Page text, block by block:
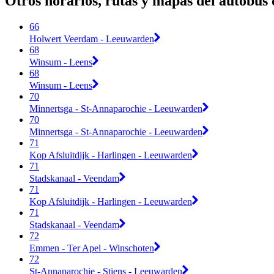
66
Holwert Veerdam - Leeuwarden
68
Winsum - Leens
68
Winsum - Leens
70
Minnertsga - St-Annaparochie - Leeuwarden
70
Minnertsga - St-Annaparochie - Leeuwarden
71
Kop Afsluitdijk - Harlingen - Leeuwarden
71
Stadskanaal - Veendam
71
Kop Afsluitdijk - Harlingen - Leeuwarden
71
Stadskanaal - Veendam
72
Emmen - Ter Apel - Winschoten
72
St-Annaparochie - Stiens - Leeuwarden